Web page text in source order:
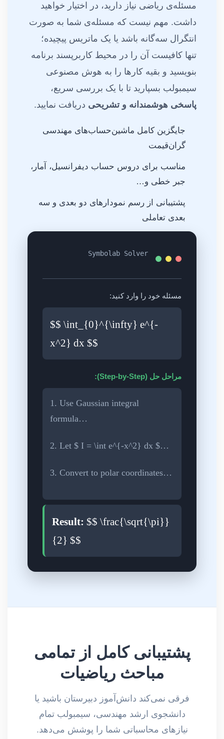
مسئله‌ی ریاضی نیاز دارید، در اختیار خواهید
داشت. مهم نیست که مسئله‌ی شما به صورت
انتگرال سه‌گانه باشد یا یک ماتریس پیچیده؛
تنها کافیست آن را در محیط کاربرپسند برنامه
بنویسید و بقیه کارها را به هوش مصنوعی
سیمبولب بسپارید تا با یک بررسی سریع،
پاسخی هوشمندانه و تشریحی دریافت نمایید.
جایگزین کامل ماشین‌حساب‌های مهندسی
گران‌قیمت
مناسب برای دروس حساب دیفرانسیل، آمار،
جبر خطی و…
پشتیبانی از رسم نمودارهای دو بعدی و سه
بعدی تعاملی
Symbolab Solver
مسئله خود را وارد کنید:
$$ \int_{0}^{\infty} e^{-
x^2} dx $$
مراحل حل (Step-by-Step):
1. Use Gaussian integral
formula…
2. Let $ I = \int e^{-x^2} dx $…
3. Convert to polar coordinates…
Result: $$ \frac{\sqrt{\pi}}
{2} $$
پشتیبانی کامل از تمامی
مباحث ریاضیات
فرقی نمی‌کند دانش‌آموز دبیرستان باشید یا
دانشجوی ارشد مهندسی، سیمبولب تمام
نیازهای محاسباتی شما را پوشش می‌دهد.